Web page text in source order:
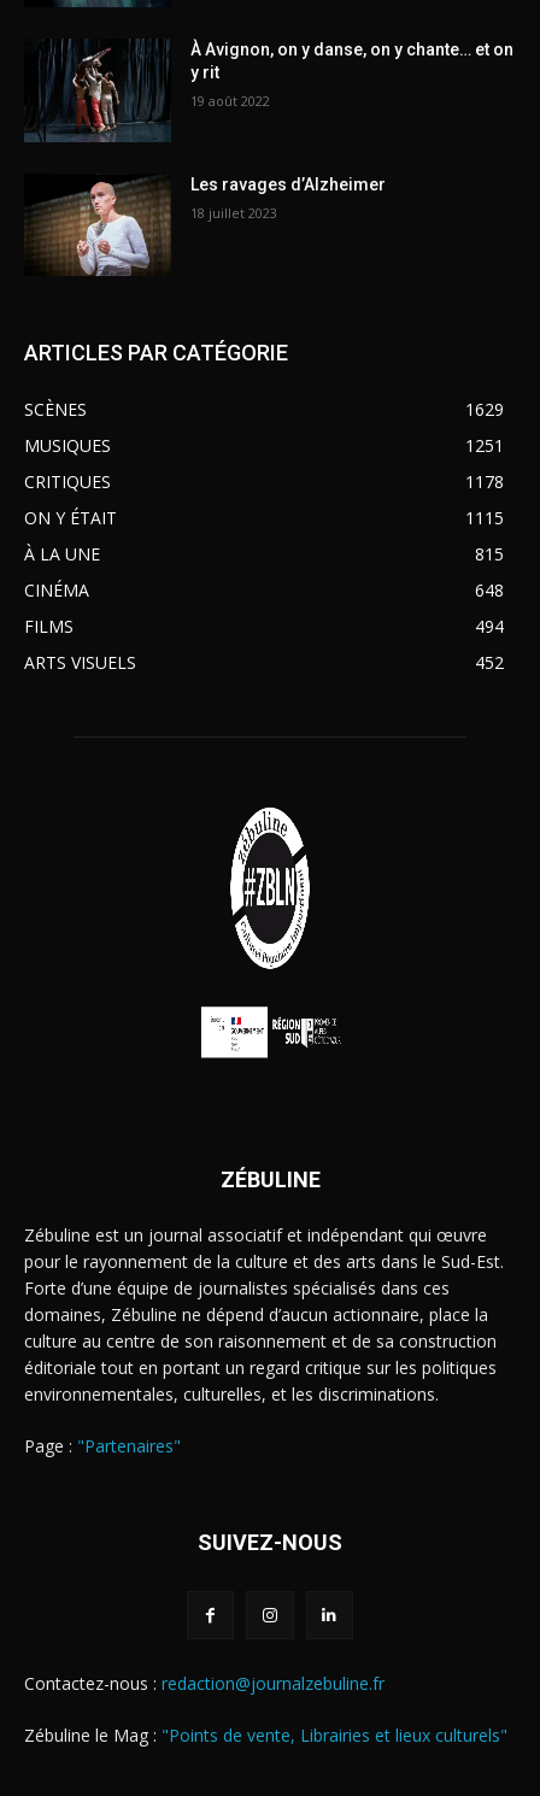
À Avignon, on y danse, on y chante… et on
y rit
19 août 2022
Les ravages d’Alzheimer
18 juillet 2023
ARTICLES PAR CATÉGORIE
SCÈNES
1629
MUSIQUES
1251
CRITIQUES
1178
ON Y ÉTAIT
1115
À LA UNE
815
CINÉMA
648
FILMS
494
ARTS VISUELS
452
ZÉBULINE
Zébuline est un journal associatif et indépendant qui œuvre
pour le rayonnement de la culture et des arts dans le Sud-Est.
Forte d’une équipe de journalistes spécialisés dans ces
domaines, Zébuline ne dépend d’aucun actionnaire, place la
culture au centre de son raisonnement et de sa construction
éditoriale tout en portant un regard critique sur les politiques
environnementales, culturelles, et les discriminations.
Page : "Partenaires"
SUIVEZ-NOUS
Contactez-nous : redaction@journalzebuline.fr
Zébuline le Mag : "Points de vente, Librairies et lieux culturels"